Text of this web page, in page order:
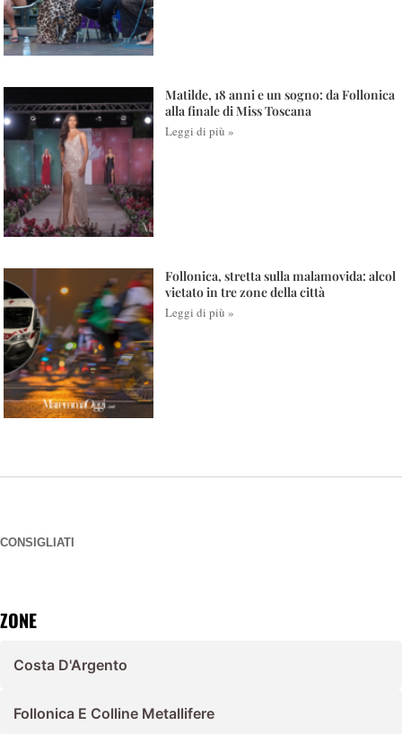
Matilde, 18 anni e un sogno: da Follonica
alla finale di Miss Toscana
Leggi di più »
Follonica, stretta sulla malamovida: alcol
vietato in tre zone della città
Leggi di più »
CONSIGLIATI
ZONE
Costa D'Argento
Follonica E Colline Metallifere